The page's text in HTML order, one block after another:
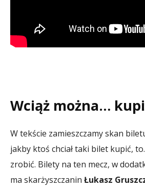
Wciąż można…
W tekście zamieszczamy skan
jakby ktoś chciał taki bilet kupić,
zrobić. Bilety na ten mecz, w
ma skarżyszczanin Łukasz